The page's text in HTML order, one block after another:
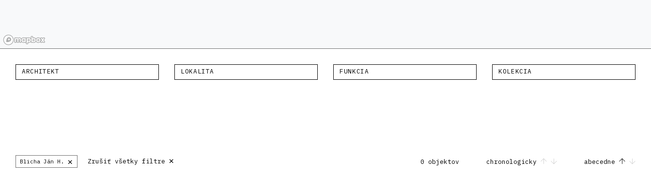
ARCHITEKT LOKALITA FUNKCIA KOLEKCIA
Blicha Ján H. × Zrušiť všetky filtre × 0 objektov chronologicky abecedne